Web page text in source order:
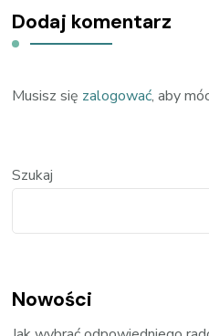
Dodaj komentarz
Musisz się zalogować, aby
Szukaj
Nowości